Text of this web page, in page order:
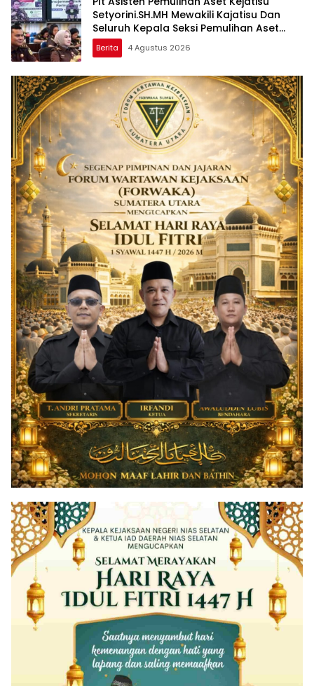
Setyorini.SH.MH Mewakili Kajatisu Dan
Seluruh Kepala Seksi Pemulihan Aset
Kejari Se Sumut Mengikuti FGD Bersama
Kepala Pemulihan Aset Kejagung RI
Berita 4 Agustus 2026